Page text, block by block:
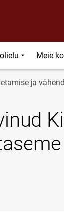
Meie
ja